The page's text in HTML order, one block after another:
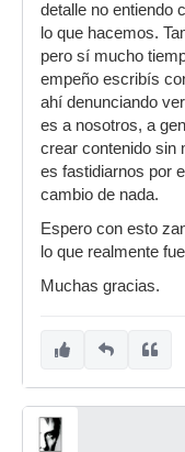
detalle no entiendo
lo que hacemos.
pero sí mucho
empeño escribís
ahí denunciando
es a nosotros, a
crear contenido sin
es fastidiarnos por
cambio de nada.
Espero con esto
lo que realmente
Muchas gracias.